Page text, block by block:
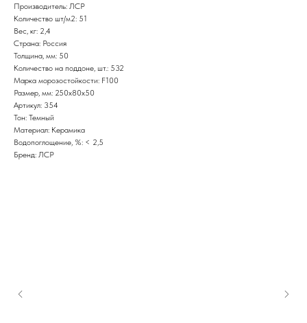
Производитель: ЛСР
Количество шт/м2: 51
Вес, кг: 2,4
Страна: Россия
Толщина, мм: 50
Количество на поддоне, шт.: 532
Марка морозостойкости: F100
Размер, мм: 250x80x50
Артикул: 354
Тон: Темный
Материал: Керамика
Водопоглощение, %: < 2,5
Бренд: ЛСР